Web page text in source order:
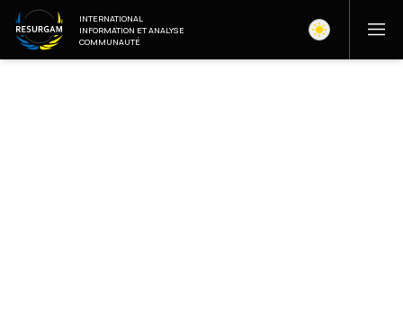
INTERNATIONAL
INFORMATION ET ANALYSE
COMMUNAUTÉ